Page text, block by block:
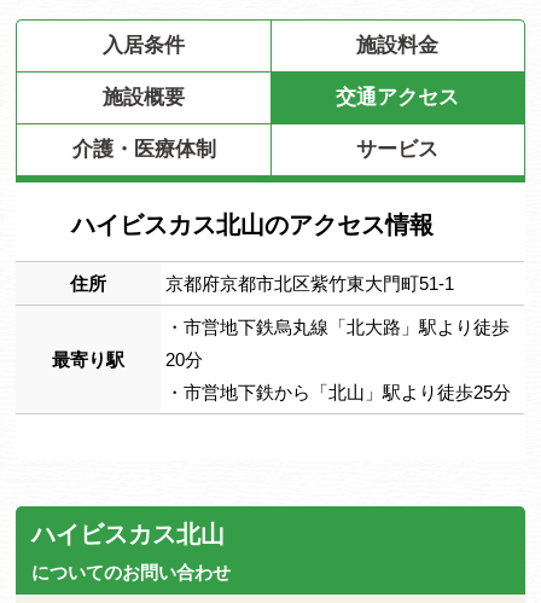
入居条件 施設料金
施設概要 交通アクセス
介護・医療体制 サービス
ハイビスカス北山のアクセス情報
住所 京都府京都市北区紫竹東大門町51-1
最寄り駅
・市営地下鉄烏丸線「北大路」駅より徒歩
20分
・市営地下鉄から「北山」駅より徒歩25分
ハイビスカス北山
についてのお問い合わせ